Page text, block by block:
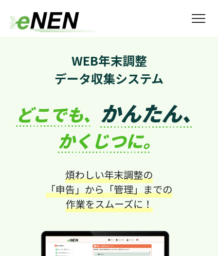
WEB年末調整
データ収集システム
どこでも、 かんたん、
かくじつに。
煩わしい年末調整の
「申告」 から 「管理」 までの
作業をスムーズに！